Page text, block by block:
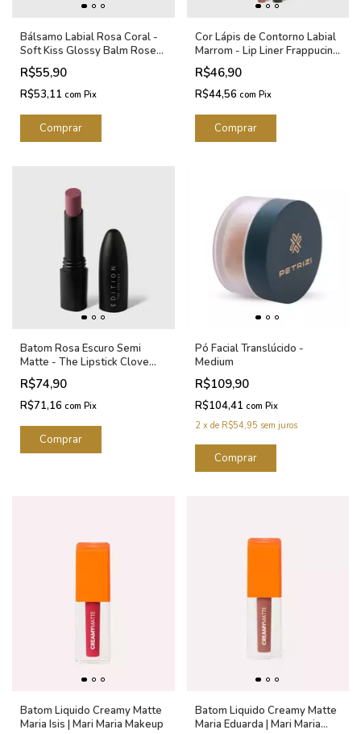
Bálsamo Labial Rosa Coral -
Soft Kiss Glossy Balm Rose
Pink 3,2g
R$55,90
R$53,11 com Pix
Cor Lápis de Contorno Labial
Marrom - Lip Liner Frappucino
Océane Edition 1,2g
R$46,90
R$44,56 com Pix
Batom Rosa Escuro Semi
Matte - The Lipstick Clove
Océane Edition 3,2g
R$74,90
R$71,16 com Pix
Pó Facial Translúcido -
Medium
R$109,90
R$104,41 com Pix
2 x de R$54,95 sem juros
Batom Liquido Creamy Matte
Maria Isis | Mari Maria Makeup
Batom Liquido Creamy Matte
Maria Eduarda | Mari Maria